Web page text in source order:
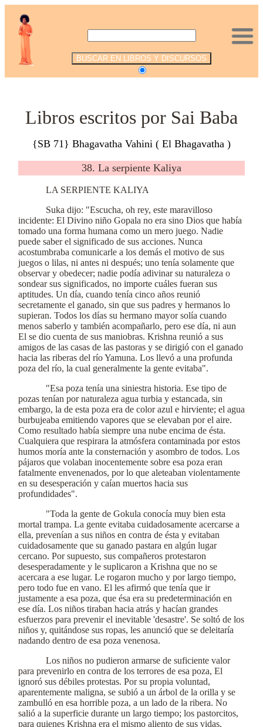
Libros escritos por Sai Baba
{SB 71} Bhagavatha Vahini ( El Bhagavatha )
38. La serpiente Kaliya
LA SERPIENTE KALIYA
Suka dijo: "Escucha, oh rey, este maravilloso
incidente: El Divino niño Gopala no era sino Dios que había
tomado una forma humana como un mero juego. Nadie
puede saber el significado de sus acciones. Nunca
acostumbraba comunicarle a los demás el motivo de sus
juegos o lilas, ni antes ni después; uno tenía solamente que
observar y obedecer; nadie podía adivinar su naturaleza o
sondear sus significados, no importe cuáles fueran sus
aptitudes. Un día, cuando tenía cinco años reunió
secretamente el ganado, sin que sus padres y hermanos lo
supieran. Todos los días su hermano mayor solía cuando
menos saberlo y también acompañarlo, pero ese día, ni aun
El se dio cuenta de sus maniobras. Krishna reunió a sus
amigos de las casas de las pastoras y se dirigió con el ganado
hacia las riberas del río Yamuna. Los llevó a una profunda
poza del río, la cual generalmente la gente evitaba".
"Esa poza tenía una siniestra historia. Ese tipo de
pozas tenían por naturaleza agua turbia y estancada, sin
embargo, la de esta poza era de color azul e hirviente; el agua
burbujeaba emitiendo vapores que se elevaban por el aire.
Como resultado había siempre una nube encima de ésta.
Cualquiera que respirara la atmósfera contaminada por estos
humos moría ante la consternación y asombro de todos. Los
pájaros que volaban inocentemente sobre esa poza eran
fatalmente envenenados, por lo que aleteaban violentamente
en su desesperación y caían muertos hacia sus
profundidades".
"Toda la gente de Gokula conocía muy bien esta
mortal trampa. La gente evitaba cuidadosamente acercarse a
ella, prevenían a sus niños en contra de ésta y evitaban
cuidadosamente que su ganado pastara en algún lugar
cercano. Por supuesto, sus compañeros protestaron
desesperadamente y le suplicaron a Krishna que no se
acercara a ese lugar. Le rogaron mucho y por largo tiempo,
pero todo fue en vano. El les afirmó que tenía que ir
justamente a esa poza, que ésa era su predeterminación en
ese día. Los niños tiraban hacia atrás y hacían grandes
esfuerzos para prevenir el inevitable 'desastre'. Se soltó de los
niños y, quitándose sus ropas, les anunció que se deleitaría
nadando dentro de esa poza venenosa.
Los niños no pudieron armarse de suficiente valor
para prevenirlo en contra de los terrores de esa poza, El
ignoró sus débiles protestas. Por su propia voluntad,
aparentemente maligna, se subió a un árbol de la orilla y se
zambulló en esa horrible poza, a un lado de la ribera. No
salió a la superficie durante un largo tiempo; los pastorcitos,
para quienes Krishna era el mismo aliento de sus vidas,